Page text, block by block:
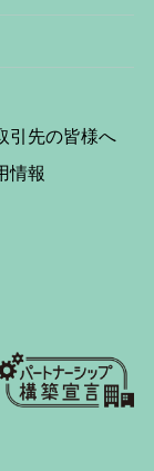
引先の皆様へ
情報